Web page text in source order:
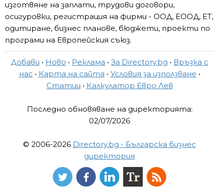
изготвяне на заплати, трудови договори,
осигуровки, регистрация на фирми - ООД, ЕООД, ЕТ,
одитиране, бизнес планове, бюджети, проекти по
програми на Европейския съюз.
Добави • Ново • Реклама • За Directory.bg • Връзка с
нас • Карта на сайта • Условия за използване •
Статии • Калкулатор Евро Лев
Последно обновяване на директорията:
02/07/2026
© 2006-2026 Directory.bg - Българска бизнес
директория